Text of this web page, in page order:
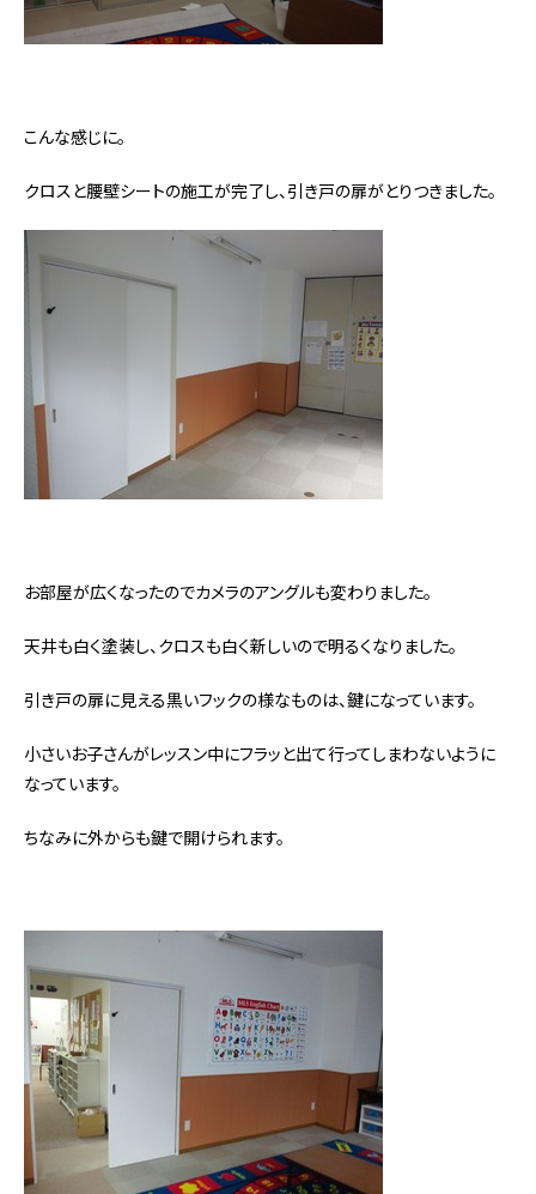
こんな感じに。
クロスと腰壁シートの施工が完了し、引き戸の扉がとりつきました。
お部屋が広くなったのでカメラのアングルも変わりました。
天井も白く塗装し、クロスも白く新しいので明るくなりました。
引き戸の扉に見える黒いフックの様なものは、鍵になっています。
小さいお子さんがレッスン中にフラッと出て行ってしまわないように
なっています。
ちなみに外からも鍵で開けられます。